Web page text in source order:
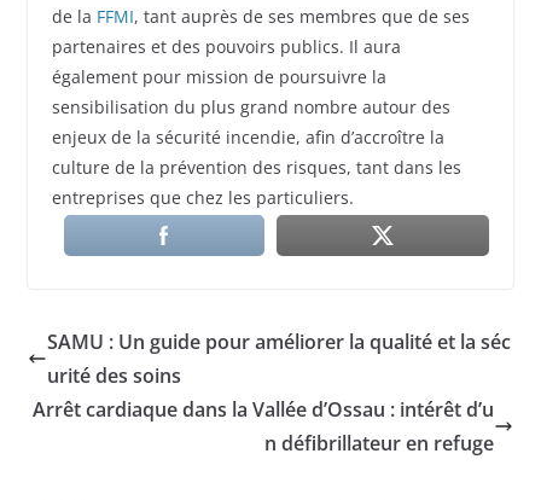
de la FFMI, tant auprès de ses membres que de ses
partenaires et des pouvoirs publics. Il aura
également pour mission de poursuivre la
sensibilisation du plus grand nombre autour des
enjeux de la sécurité incendie, afin d’accroître la
culture de la prévention des risques, tant dans les
entreprises que chez les particuliers.
SAMU : Un guide pour améliorer la qualité et la séc
urité des soins
Arrêt cardiaque dans la Vallée d’Ossau : intérêt d’u
n défibrillateur en refuge